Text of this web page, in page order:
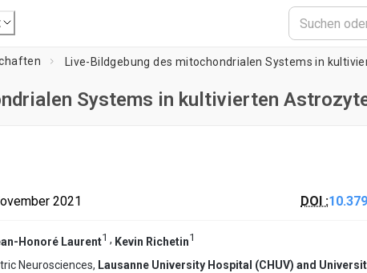
Systems in kultivierten
2021 DOI :
Honoré Laurent1 , Kevin Richetin1
Neurosciences, Lausanne University Hospital (CHUV) and